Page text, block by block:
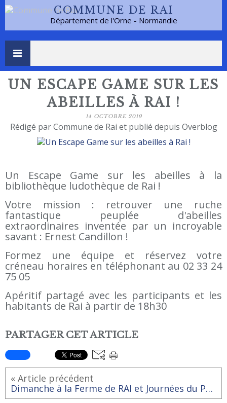
COMMUNE DE RAI
Département de l'Orne - Normandie
UN ESCAPE GAME SUR LES
ABEILLES À RAI !
14 OCTOBRE 2019
Rédigé par Commune de Rai et publié depuis Overblog
Un Escape Game sur les abeilles à la
bibliothèque ludothèque de Rai !
Votre mission : retrouver une ruche
fantastique peuplée d'abeilles
extraordinaires inventée par un incroyable
savant : Ernest Candillon !
Formez une équipe et réservez votre
créneau horaires en téléphonant au 02 33 24
75 05
Apéritif partagé avec les participants et les
habitants de Rai à partir de 18h30
PARTAGER CET ARTICLE
« Article précédent
Dimanche à la Ferme de RAI et Journées du Patrimoine.